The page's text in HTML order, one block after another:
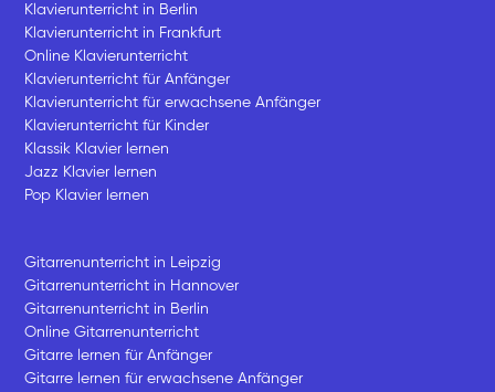
Klavierunterricht in Berlin
Klavierunterricht in Frankfurt
Online Klavierunterricht
Klavierunterricht für Anfänger
Klavierunterricht für erwachsene Anfänger
Klavierunterricht für Kinder
Klassik Klavier lernen
Jazz Klavier lernen
Pop Klavier lernen
Gitarrenunterricht in Leipzig
Gitarrenunterricht in Hannover
Gitarrenunterricht in Berlin
Online Gitarrenunterricht
Gitarre lernen für Anfänger
Gitarre lernen für erwachsene Anfänger